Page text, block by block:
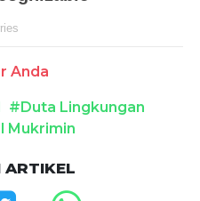
Anda
#Duta Lingkungan
Mukrimin
ARTIKEL